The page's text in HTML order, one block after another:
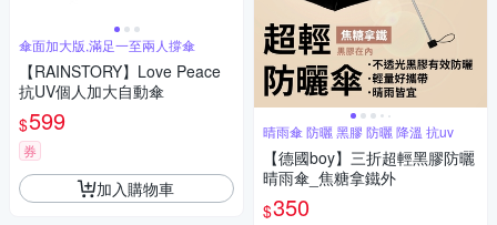
傘面加大版,滿足一至兩人撐傘
【RAINSTORY】Love Peace
抗UV個人加大自動傘
$599
券
加入購物車
晴雨傘 防曬 黑膠 防曬 降溫 抗uv
【德國boy】三折超輕黑膠防曬
晴雨傘_焦糖拿鐵外
$350